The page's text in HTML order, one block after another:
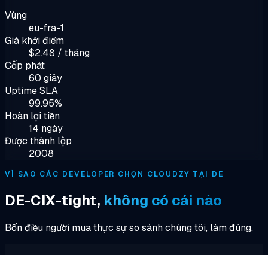
Vùng
eu-fra-1
Giá khởi điểm
$2.48 / tháng
Cấp phát
60 giây
Uptime SLA
99.95%
Hoàn lại tiền
14 ngày
Được thành lập
2008
VÌ SAO CÁC DEVELOPER CHỌN CLOUDZY TẠI DE
DE-CIX-tight, không có cái nào
Bốn điều người mua thực sự so sánh chúng tôi, làm đúng.